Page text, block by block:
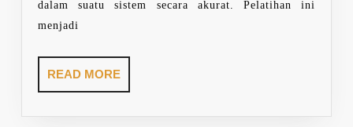
dalam suatu sistem secara akurat. Pelatihan ini
menjadi
READ MOREREAD
MORE